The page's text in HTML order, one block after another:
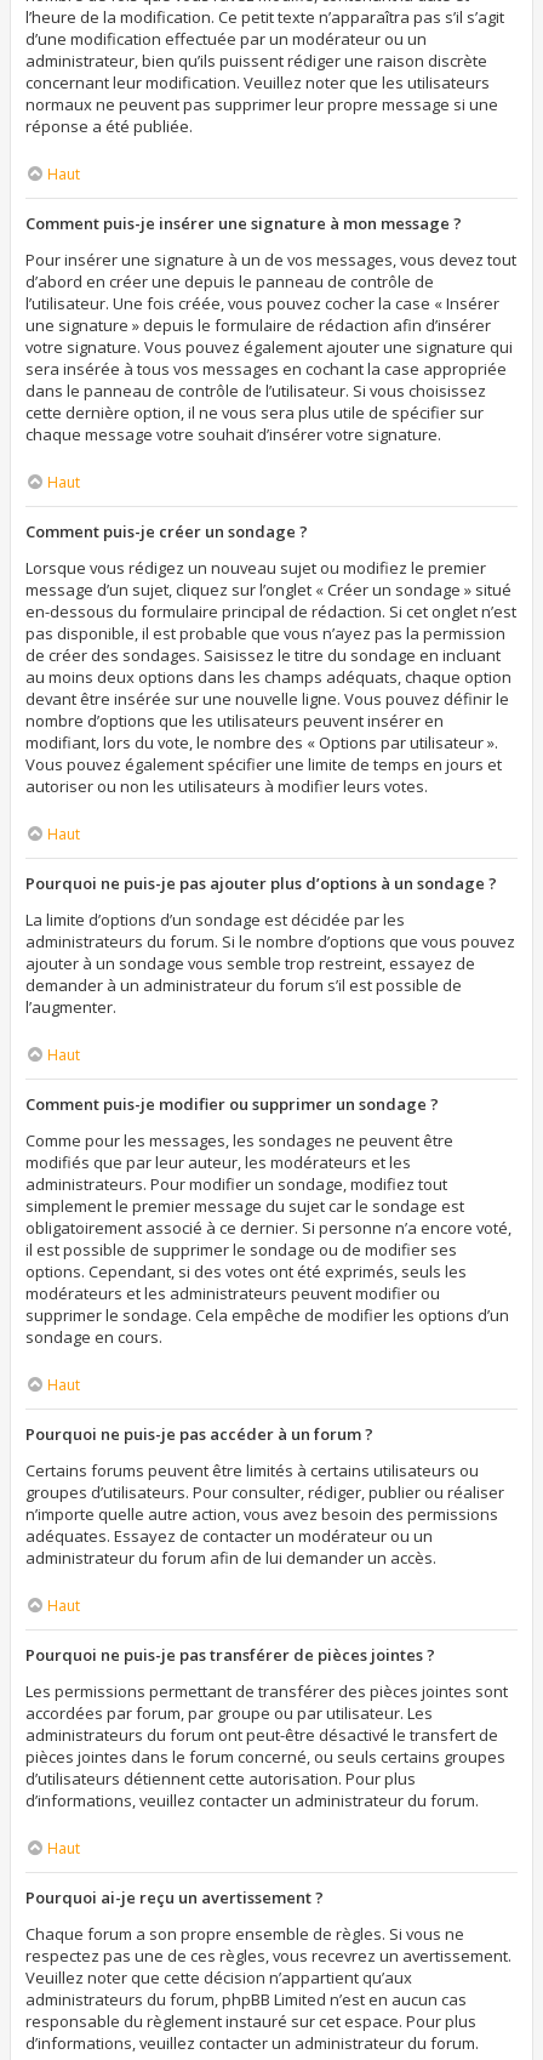
l’heure de la modification. Ce petit texte n’apparaîtra pas s’il s’agit
d’une modification effectuée par un modérateur ou un
administrateur, bien qu’ils puissent rédiger une raison discrète
concernant leur modification. Veuillez noter que les utilisateurs
normaux ne peuvent pas supprimer leur propre message si une
réponse a été publiée.
Haut
Comment puis-je insérer une signature à mon message ?
Pour insérer une signature à un de vos messages, vous devez tout
d’abord en créer une depuis le panneau de contrôle de
l’utilisateur. Une fois créée, vous pouvez cocher la case « Insérer
une signature » depuis le formulaire de rédaction afin d’insérer
votre signature. Vous pouvez également ajouter une signature qui
sera insérée à tous vos messages en cochant la case appropriée
dans le panneau de contrôle de l’utilisateur. Si vous choisissez
cette dernière option, il ne vous sera plus utile de spécifier sur
chaque message votre souhait d’insérer votre signature.
Haut
Comment puis-je créer un sondage ?
Lorsque vous rédigez un nouveau sujet ou modifiez le premier
message d’un sujet, cliquez sur l’onglet « Créer un sondage » situé
en-dessous du formulaire principal de rédaction. Si cet onglet n’est
pas disponible, il est probable que vous n’ayez pas la permission
de créer des sondages. Saisissez le titre du sondage en incluant
au moins deux options dans les champs adéquats, chaque option
devant être insérée sur une nouvelle ligne. Vous pouvez définir le
nombre d’options que les utilisateurs peuvent insérer en
modifiant, lors du vote, le nombre des « Options par utilisateur ».
Vous pouvez également spécifier une limite de temps en jours et
autoriser ou non les utilisateurs à modifier leurs votes.
Haut
Pourquoi ne puis-je pas ajouter plus d’options à un sondage ?
La limite d’options d’un sondage est décidée par les
administrateurs du forum. Si le nombre d’options que vous pouvez
ajouter à un sondage vous semble trop restreint, essayez de
demander à un administrateur du forum s’il est possible de
l’augmenter.
Haut
Comment puis-je modifier ou supprimer un sondage ?
Comme pour les messages, les sondages ne peuvent être
modifiés que par leur auteur, les modérateurs et les
administrateurs. Pour modifier un sondage, modifiez tout
simplement le premier message du sujet car le sondage est
obligatoirement associé à ce dernier. Si personne n’a encore voté,
il est possible de supprimer le sondage ou de modifier ses
options. Cependant, si des votes ont été exprimés, seuls les
modérateurs et les administrateurs peuvent modifier ou
supprimer le sondage. Cela empêche de modifier les options d’un
sondage en cours.
Haut
Pourquoi ne puis-je pas accéder à un forum ?
Certains forums peuvent être limités à certains utilisateurs ou
groupes d’utilisateurs. Pour consulter, rédiger, publier ou réaliser
n’importe quelle autre action, vous avez besoin des permissions
adéquates. Essayez de contacter un modérateur ou un
administrateur du forum afin de lui demander un accès.
Haut
Pourquoi ne puis-je pas transférer de pièces jointes ?
Les permissions permettant de transférer des pièces jointes sont
accordées par forum, par groupe ou par utilisateur. Les
administrateurs du forum ont peut-être désactivé le transfert de
pièces jointes dans le forum concerné, ou seuls certains groupes
d’utilisateurs détiennent cette autorisation. Pour plus
d’informations, veuillez contacter un administrateur du forum.
Haut
Pourquoi ai-je reçu un avertissement ?
Chaque forum a son propre ensemble de règles. Si vous ne
respectez pas une de ces règles, vous recevrez un avertissement.
Veuillez noter que cette décision n’appartient qu’aux
administrateurs du forum, phpBB Limited n’est en aucun cas
responsable du règlement instauré sur cet espace. Pour plus
d’informations, veuillez contacter un administrateur du forum.